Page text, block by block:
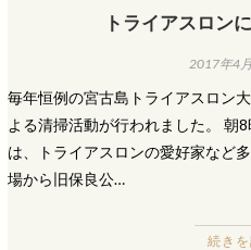
トライアスロン
2017年4
毎年恒例の宮古島トライアスロン
よる清掃活動が行われました。 朝
は、トライアスロンの愛好家など
場から旧保良公…
続き